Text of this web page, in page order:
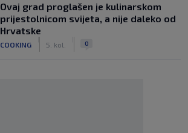
Ovaj grad proglašen je kulinarskom
prijestolnicom svijeta, a nije daleko od
Hrvatske
COOKING 5. kol. 0